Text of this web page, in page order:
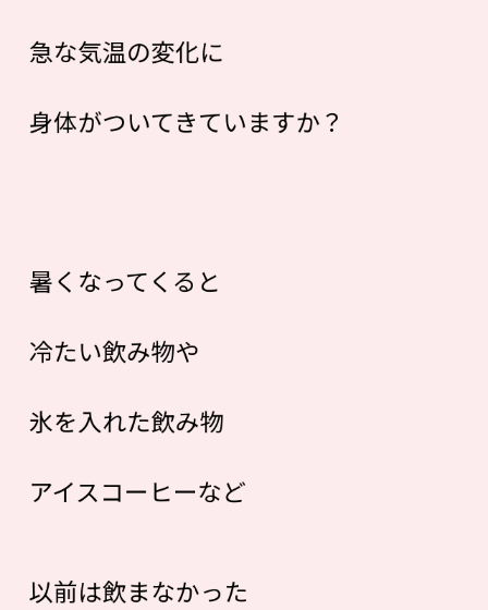
急な気温の変化に
身体がついてきていますか？
暑くなってくると
冷たい飲み物や
氷を入れた飲み物
アイスコーヒーなど
以前は飲まなかった